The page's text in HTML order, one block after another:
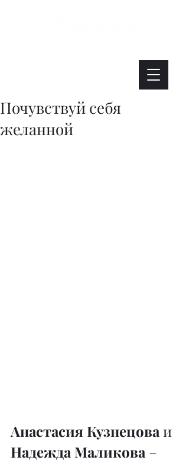
Почувствуй себя
желанной
Анастасия Кузнецова и
Надежда Маликова –